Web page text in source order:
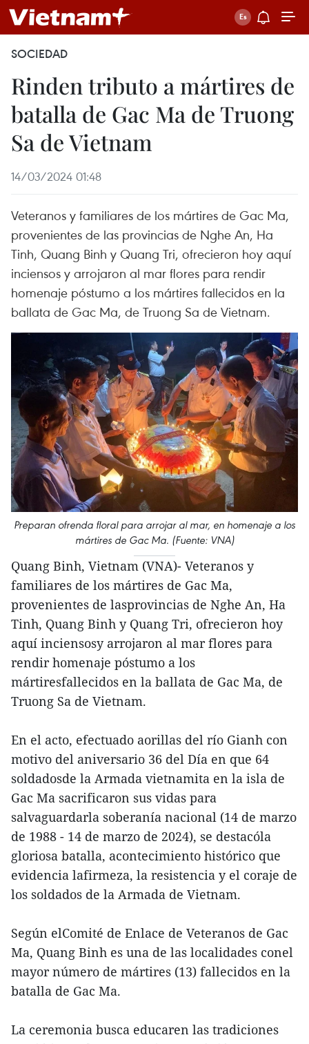
SOCIEDAD
Rinden tributo a mártires de
batalla de Gac Ma de Truong
Sa de Vietnam
14/03/2024 01:48
Veteranos y familiares de los mártires de Gac Ma,
provenientes de las provincias de Nghe An, Ha
Tinh, Quang Binh y Quang Tri, ofrecieron hoy aquí
inciensos y arrojaron al mar flores para rendir
homenaje póstumo a los mártires fallecidos en la
ballata de Gac Ma, de Truong Sa de Vietnam.
Preparan ofrenda floral para arrojar al mar, en homenaje a los
mártires de Gac Ma. (Fuente: VNA)
Quang Binh, Vietnam (VNA)- Veteranos y
familiares de los mártires de Gac Ma,
provenientes de lasprovincias de Nghe An, Ha
Tinh, Quang Binh y Quang Tri, ofrecieron hoy
aquí inciensosy arrojaron al mar flores para
rendir homenaje póstumo a los
mártiresfallecidos en la ballata de Gac Ma, de
Truong Sa de Vietnam.
En el acto, efectuado aorillas del río Gianh con
motivo del aniversario 36 del Día en que 64
soldadosde la Armada vietnamita en la isla de
Gac Ma sacrificaron sus vidas para
salvaguardarla soberanía nacional (14 de marzo
de 1988 - 14 de marzo de 2024), se destacóla
gloriosa batalla, acontecimiento histórico que
evidencia lafirmeza, la resistencia y el coraje de
los soldados de la Armada de Vietnam.
Según elComité de Enlace de Veteranos de Gac
Ma, Quang Binh es una de las localidades conel
mayor número de mártires (13) fallecidos en la
batalla de Gac Ma.
La ceremonia busca educaren las tradiciones